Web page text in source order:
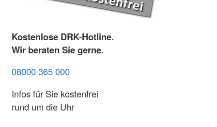
Kostenlose DRK-Hotline.
Wir beraten Sie gerne.
08000 365 000
Infos für Sie kostenfrei
rund um die Uhr